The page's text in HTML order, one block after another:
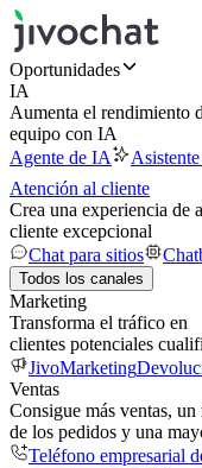
Oportunidades
IA
Aumenta el rendimiento
equipo con IA
Agente de IA
Atención al cliente
Crea una experiencia de
cliente excepcional
Chat para sitios
Todos los canales
Marketing
Transforma el tráfico en
clientes potenciales
JivoMarketing
Ventas
Consigue más ventas,
de los pedidos y una
Teléfono empresarial